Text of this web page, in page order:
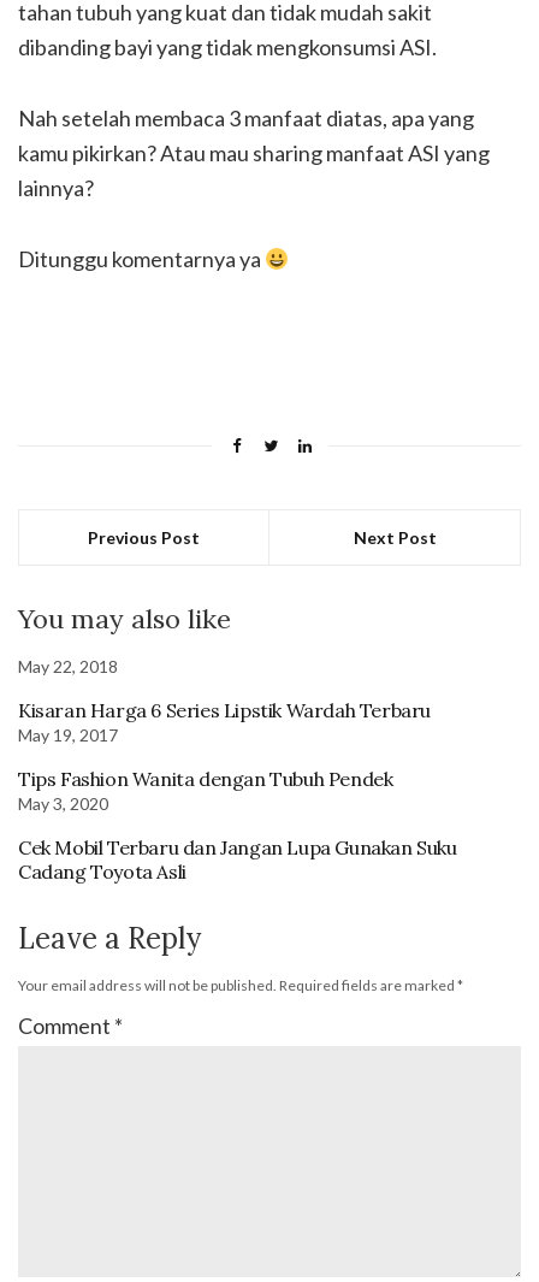
tahan tubuh yang kuat dan tidak mudah sakit
dibanding bayi yang tidak mengkonsumsi ASI.
Nah setelah membaca 3 manfaat diatas, apa yang
kamu pikirkan? Atau mau sharing manfaat ASI yang
lainnya?
Ditunggu komentarnya ya
Previous Post Next Post
You may also like
May 22, 2018
Kisaran Harga 6 Series Lipstik Wardah Terbaru
May 19, 2017
Tips Fashion Wanita dengan Tubuh Pendek
May 3, 2020
Cek Mobil Terbaru dan Jangan Lupa Gunakan Suku
Cadang Toyota Asli
Leave a Reply
Your email address will not be published. Required fields are marked *
Comment *